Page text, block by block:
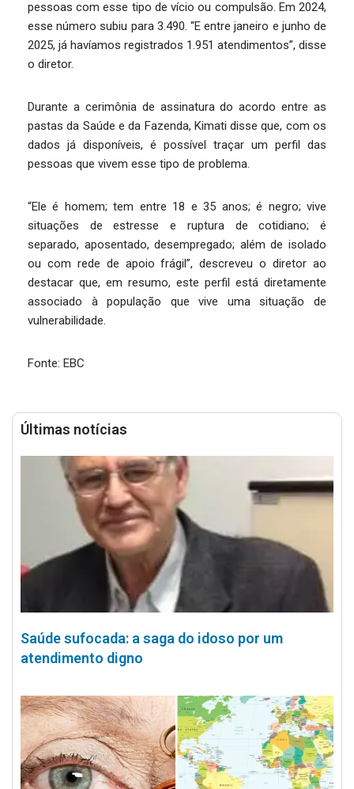
pessoas com esse tipo de vício ou compulsão. Em 2024,
esse número subiu para 3.490. “E entre janeiro e junho de
2025, já havíamos registrados 1.951 atendimentos”, disse
o diretor.
Durante a cerimônia de assinatura do acordo entre as
pastas da Saúde e da Fazenda, Kimati disse que, com os
dados já disponíveis, é possível traçar um perfil das
pessoas que vivem esse tipo de problema.
“Ele é homem; tem entre 18 e 35 anos; é negro; vive
situações de estresse e ruptura de cotidiano; é
separado, aposentado, desempregado; além de isolado
ou com rede de apoio frágil”, descreveu o diretor ao
destacar que, em resumo, este perfil está diretamente
associado à população que vive uma situação de
vulnerabilidade.
Fonte: EBC
Últimas notícias
Saúde sufocada: a saga do idoso por um
atendimento digno